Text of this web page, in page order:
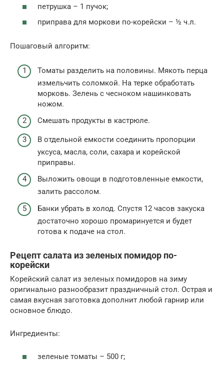
петрушка – 1 пучок;
приправа для моркови по-корейски – ½ ч.л.
Пошаговый алгоритм:
Томаты разделить на половины. Мякоть перца
измельчить соломкой. На терке обработать
морковь. Зелень с чесноком нашинковать
ножом.
Смешать продукты в кастрюле.
В отдельной емкости соединить пропорции
уксуса, масла, соли, сахара и корейской
приправы.
Выложить овощи в подготовленные емкости,
залить рассолом.
Банки убрать в холод. Спустя 12 часов закуска
достаточно хорошо промаринуется и будет
готова к подаче на стол.
Рецепт салата из зеленых помидор по-
корейски
Корейский салат из зеленых помидоров на зиму
оригинально разнообразит праздничный стол. Острая и
самая вкусная заготовка дополнит любой гарнир или
основное блюдо.
Ингредиенты:
зеленые томаты – 500 г;